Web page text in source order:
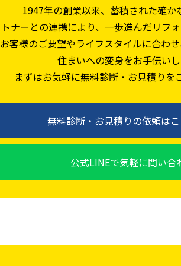
1947年の創業以来、蓄積された確か
ナーとの連携により、一歩進んだリフ
お客様のご要望やライフスタイルに合わ
住まいへの変身をお手伝いし
まずはお気軽に無料診断・お見積りを
無料診断・お見積りの依頼は
公式LINEで気軽に問い合